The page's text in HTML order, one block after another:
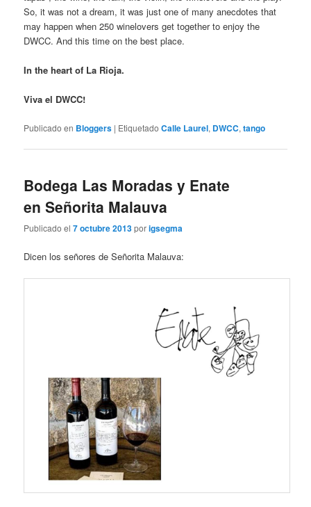
So, it was not a dream, it was just one of many anecdotes that
may happen when 250 winelovers get together to enjoy the
DWCC. And this time on the best place.
In the heart of La Rioja.
Viva el DWCC!
Publicado en Bloggers | Etiquetado Calle Laurel, DWCC,tango
Bodega Las Moradas y Enate
en Señorita Malauva
Publicado el7 octubre 2013porigsegma
Dicen los señores de Señorita Malauva: